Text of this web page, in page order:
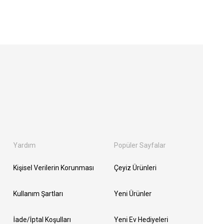
Yardım
Kişisel Verilerin Korunması
Kullanım Şartları
İade/İptal Koşulları
Popüler Sayfalar
Çeyiz Ürünleri
Yeni Ürünler
Yeni Ev Hediyeleri